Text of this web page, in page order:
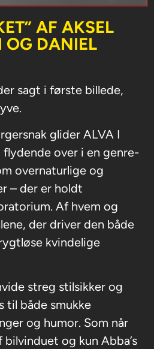
AF AKSEL
OG DANIEL
sagt i første billede,
glider ALVA I
over i en genre-
overnaturlige og
– der er holdt
Af hvem og
der driver den både
kvindelige
streg stilsikker og
til både smukke
og humor. Som når
bilvinduet og kun Abba’s